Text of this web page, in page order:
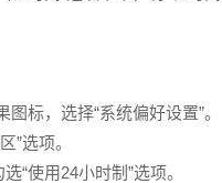
标，选择“系统偏好设置”。
”选项。
“使用24小时制”选项。